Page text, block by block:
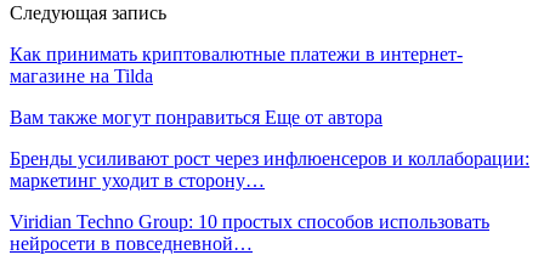
Следующая запись
Как принимать криптовалютные платежи в интернет-
магазине на Tilda
Вам также могут понравиться Еще от автора
Бренды усиливают рост через инфлюенсеров и коллаборации:
маркетинг уходит в сторону…
Viridian Techno Group: 10 простых способов использовать
нейросети в повседневной…